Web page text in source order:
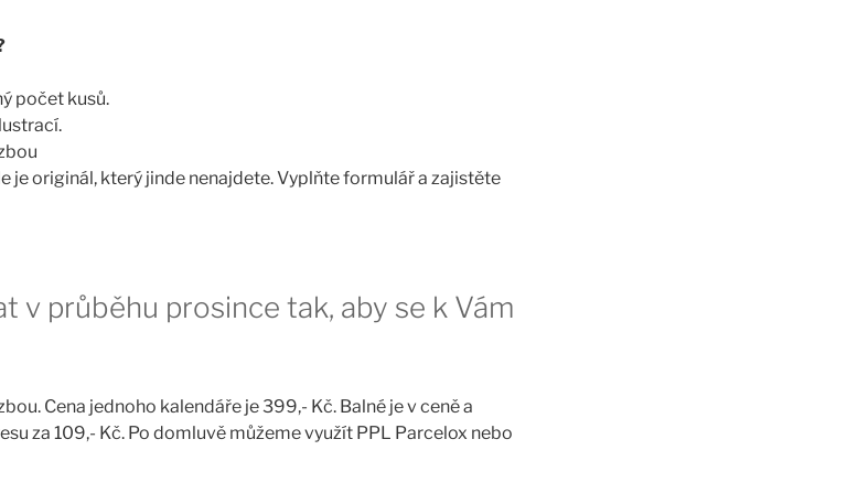
počet kusů.
je originál, který jinde nenajdete. Vyplňte formulář a zajistěte
v průběhu prosince tak, aby se k Vám
Cena jednoho kalendáře je 399,- Kč. Balné je v ceně a
za 109,- Kč. Po domluvě můžeme využít PPL Parcelox nebo